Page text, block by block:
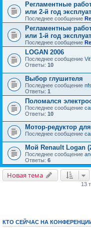
Регламентные
или 2-й год
Последнее сообщение
Регламентные
или 1-й год
Последнее сообщение
LOGAN 2006
Последнее сообщение
Ответы: 10
Выбор глушителя
Последнее сообщение
Ответы: 1
Поломался
Последнее сообщение
Ответы: 10
Мотор-редуктор
Последнее сообщение
Мой Renault Logan
Последнее сообщение
Ответы: 6
Новая тема
13
КТО СЕЙЧАС НА